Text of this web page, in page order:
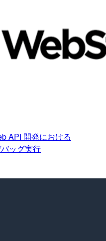
API 開発における
ッグ実行